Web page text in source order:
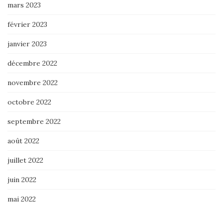
mars 2023
février 2023
janvier 2023
décembre 2022
novembre 2022
octobre 2022
septembre 2022
août 2022
juillet 2022
juin 2022
mai 2022